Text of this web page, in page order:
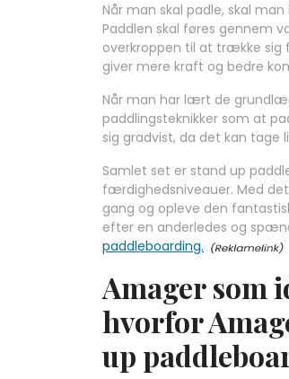
Når man skal padle, skal
Paddlen skal føres gennem
overkroppen til at trække sig
giver mere kraft og bedre
Når man har lært de
paddlingsteknikker som at
sig gradvist, da det kan tage
Samlet set er stand up
færdighedsniveauer. Med
gang og opleve den
efter en anderledes og
paddleboarding.
Amager som
hvorfor
up